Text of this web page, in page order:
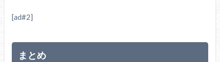
[ad#2]
まとめ